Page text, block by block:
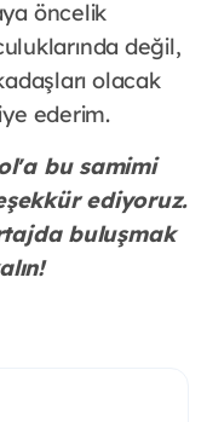
öncelik
değil,
olacak
ederim.
bu samimi
ediyoruz.
buluşmak